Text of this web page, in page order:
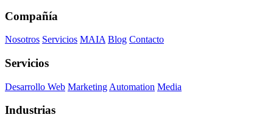
Compañía
Nosotros Servicios MAIA Blog Contacto
Servicios
Desarrollo Web Marketing Automation Media
Industrias